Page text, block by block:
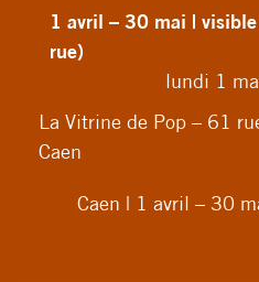
1 avril – 30 mai |
rue)
lundi 1
La Vitrine de Pop – 61
Caen
Caen | 1 avril – 30